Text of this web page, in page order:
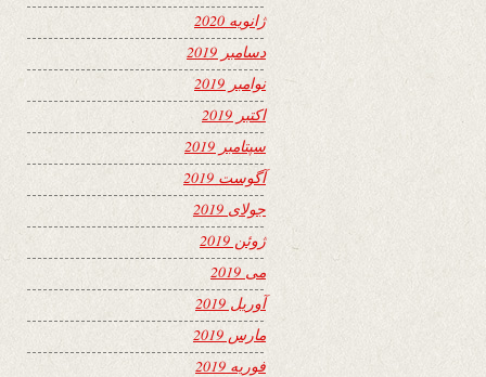
ژانویه 2020
دسامبر 2019
نوامبر 2019
اکتبر 2019
سپتامبر 2019
آگوست 2019
جولای 2019
ژوئن 2019
می 2019
آوریل 2019
مارس 2019
فوریه 2019